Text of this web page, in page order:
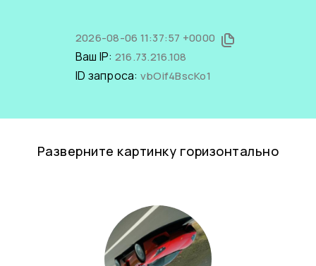
2026-08-06 11:37:57 +0000
Ваш IP: 216.73.216.108
ID запроса: vbOif4BscKo1
Разверните картинку горизонтально